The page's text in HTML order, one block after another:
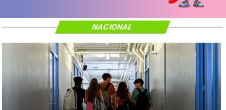
NACIONAL